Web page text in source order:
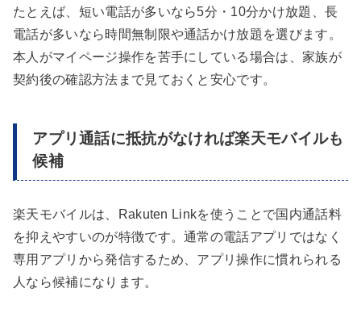
たとえば、短い電話が多いなら5分・10分かけ放題、長
電話が多いなら時間無制限や通話かけ放題を選びます。
本人がマイページ操作を苦手にしている場合は、家族が
契約後の確認方法まで見ておくと安心です。
アプリ通話に抵抗がなければ楽天モバイルも
候補
楽天モバイルは、Rakuten Linkを使うことで国内通話料
を抑えやすいのが特徴です。通常の電話アプリではなく
専用アプリから発信するため、アプリ操作に慣れられる
人なら候補になります。